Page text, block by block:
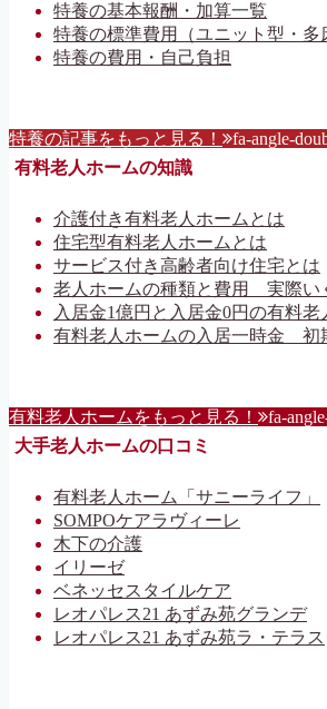
特養の基本報酬・加算一覧
特養の標準費用（ユニット型・多
特養の費用・自己負担
特養の記事をもっと見る！ fa-angle-
有料老人ホームの知識
介護付き有料老人ホームとは
住宅型有料老人ホームとは
サービス付き高齢者向け住宅とは
老人ホームの種類と費用 実際い
入居金1億円と入居金0円の有料老
有料老人ホームの入居一時金 初
有料老人ホームをもっと見る！ fa-
大手老人ホームの口コミ
有料老人ホーム「サニーライフ」
SOMPOケアラヴィーレ
木下の介護
イリーゼ
ベネッセスタイルケア
レオパレス21 あずみ苑グランデ
レオパレス21 あずみ苑ラ・テラス